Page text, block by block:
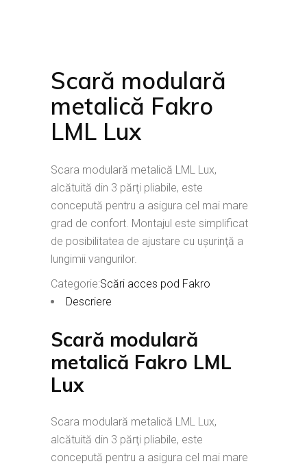
Scară modulară
metalică Fakro
LML Lux
Scara modulară metalică LML Lux,
alcătuită din 3 părţi pliabile, este
concepută pentru a asigura cel mai mare
grad de confort. Montajul este simplificat
de posibilitatea de ajustare cu uşurinţă a
lungimii vangurilor.
Categorie:Scări acces pod Fakro
Descriere
Scară modulară
metalică Fakro LML
Lux
Scara modulară metalică LML Lux,
alcătuită din 3 părţi pliabile, este
concepută pentru a asigura cel mai mare